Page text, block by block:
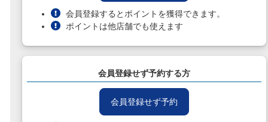
会員登録するとポイントを獲得できます。
ポイントは他店舗でも使えます
会員登録せず予約する方
会員登録せず予約